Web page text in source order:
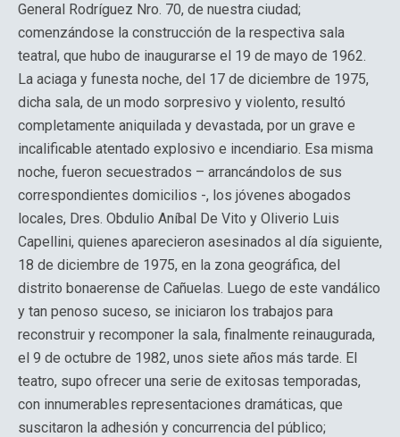
General Rodríguez Nro. 70, de nuestra ciudad;
comenzándose la construcción de la respectiva sala
teatral, que hubo de inaugurarse el 19 de mayo de 1962.
La aciaga y funesta noche, del 17 de diciembre de 1975,
dicha sala, de un modo sorpresivo y violento, resultó
completamente aniquilada y devastada, por un grave e
incalificable atentado explosivo e incendiario. Esa misma
noche, fueron secuestrados – arrancándolos de sus
correspondientes domicilios -, los jóvenes abogados
locales, Dres. Obdulio Aníbal De Vito y Oliverio Luis
Capellini, quienes aparecieron asesinados al día siguiente,
18 de diciembre de 1975, en la zona geográfica, del
distrito bonaerense de Cañuelas. Luego de este vandálico
y tan penoso suceso, se iniciaron los trabajos para
reconstruir y recomponer la sala, finalmente reinaugurada,
el 9 de octubre de 1982, unos siete años más tarde. El
teatro, supo ofrecer una serie de exitosas temporadas,
con innumerables representaciones dramáticas, que
suscitaron la adhesión y concurrencia del público;